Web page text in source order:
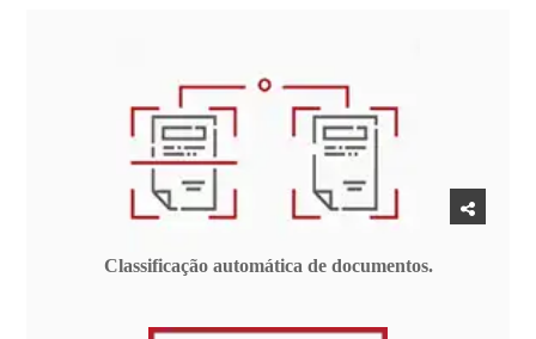
Classificação automática de documentos.